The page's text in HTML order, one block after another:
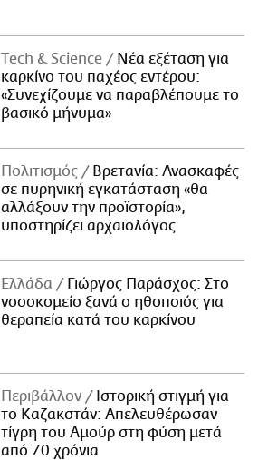
Τech & Science
Νέα εξέταση για
καρκίνο του παχέος εντέρου:
«Συνεχίζουμε να παραβλέπουμε το
βασικό μήνυμα»
Πολιτισμός
Βρετανία: Ανασκαφές
σε πυρηνική εγκατάσταση «θα
αλλάξουν την προϊστορία»,
υποστηρίζει αρχαιολόγος
Ελλάδα
Γιώργος Παράσχος: Στο
νοσοκομείο ξανά ο ηθοποιός για
θεραπεία κατά του καρκίνου
Περιβάλλον
Ιστορική στιγμή για
το Καζακστάν: Απελευθέρωσαν
τίγρη του Αμούρ στη φύση μετά
από 70 χρόνια